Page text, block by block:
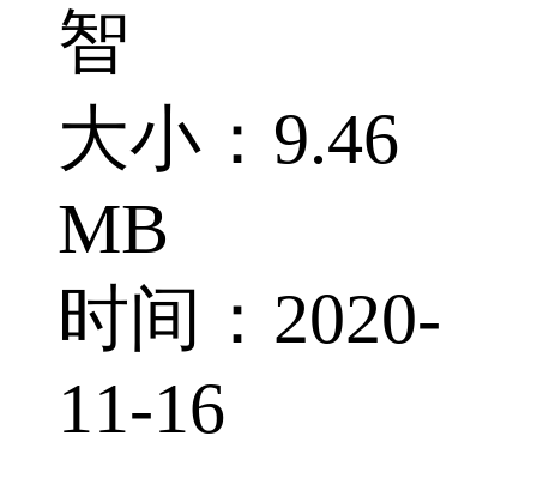
智
大小：9.46
MB
时间：2020-
11-16